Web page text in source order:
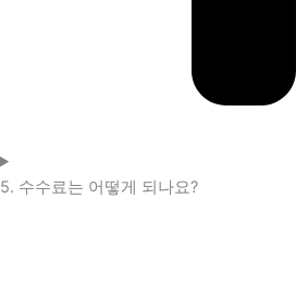
5. 수수료는 어떻게 되나요?